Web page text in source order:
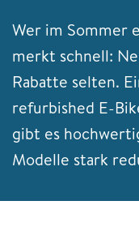
Wer im Sommer
merkt schnell:
Rabatte selten.
refurbished E-
gibt es
Modelle stark